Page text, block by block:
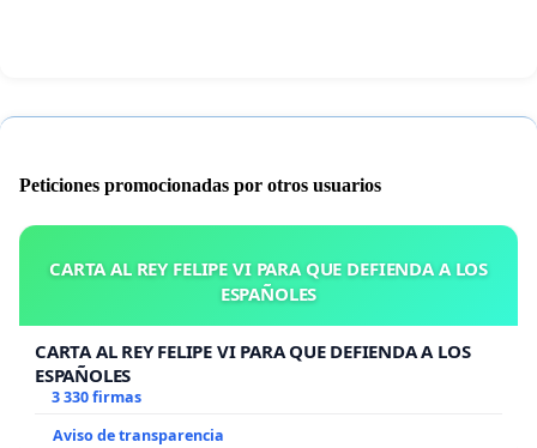
Peticiones promocionadas por otros usuarios
CARTA AL REY FELIPE VI PARA QUE DEFIENDA A LOS
ESPAÑOLES
CARTA AL REY FELIPE VI PARA QUE DEFIENDA A LOS
ESPAÑOLES
3 330 firmas
Aviso de transparencia